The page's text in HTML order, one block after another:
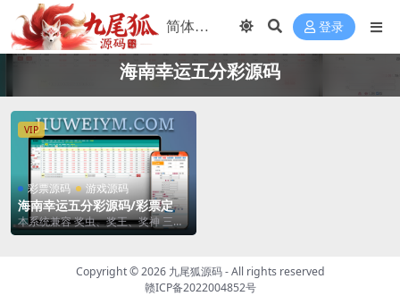
登录
海南幸运五分彩源码
VIP
彩票源码 游戏源码
海南幸运五分彩源码/彩票定制
开发/七星彩源码/排列五系统
定制/信用盘APP开发
本系统兼容 奖虫、奖王、奖神 三大
热门架构，只需下载一个 APP，用
Copyright © 2026 九尾狐源码- All rights reserved
赣ICP备2022004852号